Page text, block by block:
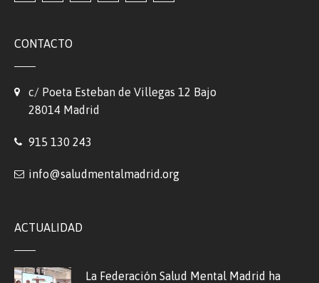
CONTACTO
c/ Poeta Esteban de Villegas 12 Bajo
28014 Madrid
915 130 243
info@saludmentalmadrid.org
ACTUALIDAD
La Federación Salud Mental Madrid ha